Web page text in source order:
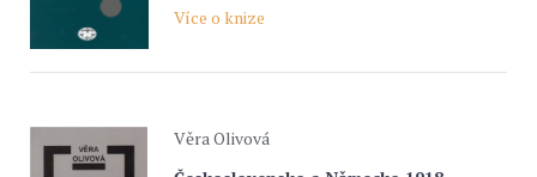
Více o knize
Věra Olivová